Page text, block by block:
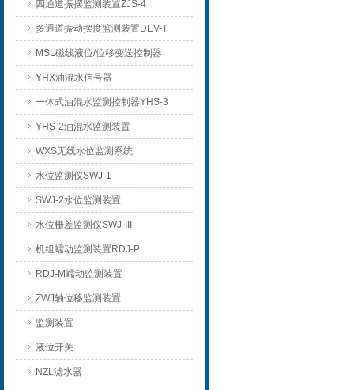
四通道振摆监测装置ZJS-4
多通道振动摆度监测装置DEV-T
MSL磁线液位/位移变送控制器
YHX油混水信号器
一体式油混水监测控制器YHS-3
YHS-2油混水监测装置
WXS无线水位监测系统
水位监测仪SWJ-1
SWJ-2水位监测装置
水位栅差监测仪SWJ-III
机组蠕动监测装置RDJ-P
RDJ-M蠕动监测装置
ZWJ轴位移监测装置
监测装置
液位开关
NZL滤水器